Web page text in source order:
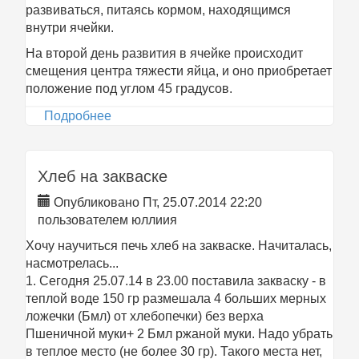
развиваться, питаясь кормом, находящимся
внутри ячейки.
На второй день развития в ячейке происходит
смещения центра тяжести яйца, и оно приобретает
положение под углом 45 градусов.
Подробнее
Хлеб на закваске
Опубликовано Пт, 25.07.2014 22:20
пользователем юллиия
Хочу научиться печь хлеб на закваске. Начиталась,
насмотрелась...
1. Сегодня 25.07.14 в 23.00 поставила закваску - в
теплой воде 150 гр размешала 4 больших мерных
ложечки (Бмл) от хлебопечки) без верха
Пшеничной муки+ 2 Бмл ржаной муки. Надо убрать
в теплое место (не более 30 гр). Такого места нет,